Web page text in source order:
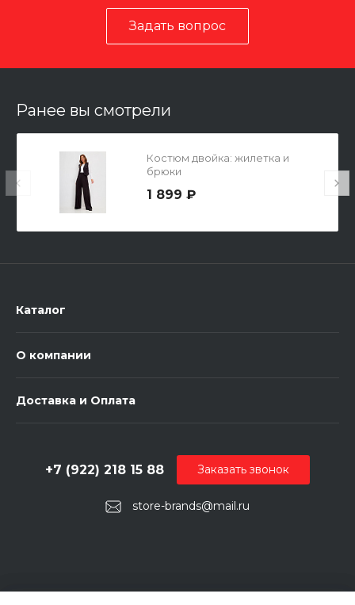
Задать вопрос
Ранее вы смотрели
Костюм двойка: жилетка и
брюки
1 899 ₽
Каталог
О компании
Доставка и Оплата
store-brands@mail.ru
+7 (922) 218 15 88 Заказать звонок